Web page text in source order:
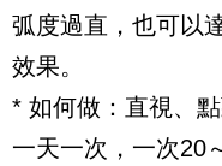
弧度過直，也可以
效果。
* 如何做：直視、
一天一次，一次20